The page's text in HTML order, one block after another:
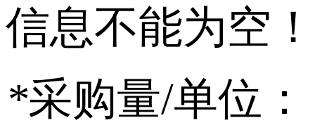
信息不能为空
*采购量/单位：